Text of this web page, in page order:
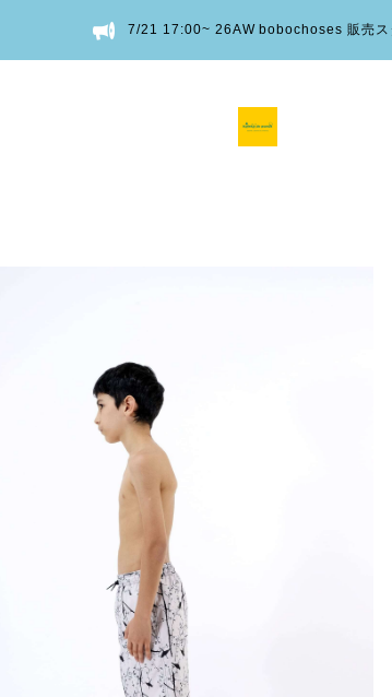
7/21 17:00~ 26AW bobochoses 販売ス